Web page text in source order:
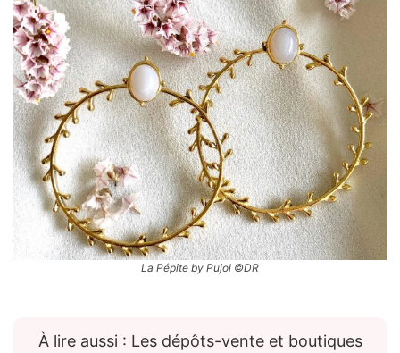
La Pépite by Pujol ©DR
À lire aussi : Les dépôts-vente et boutiques